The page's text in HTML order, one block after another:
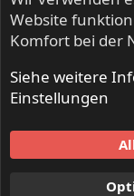
Website
Komfort bei der
Siehe weitere
Einstellungen